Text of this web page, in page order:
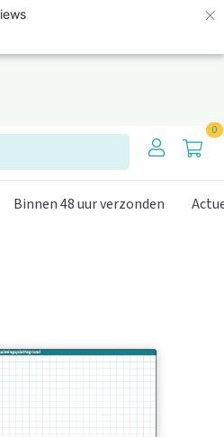
×
0
Binnen 48 uur verzonden